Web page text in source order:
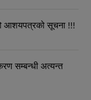
आशयपत्रको सूचना !!!
सम्बन्धी अत्यन्त